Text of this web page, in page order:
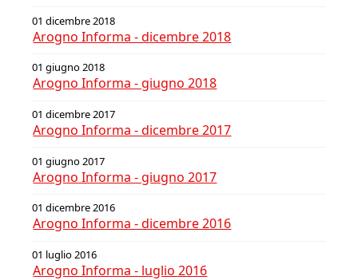
01 dicembre 2018
Arogno Informa - dicembre 2018
01 giugno 2018
Arogno Informa - giugno 2018
01 dicembre 2017
Arogno Informa - dicembre 2017
01 giugno 2017
Arogno Informa - giugno 2017
01 dicembre 2016
Arogno Informa - dicembre 2016
01 luglio 2016
Arogno Informa - luglio 2016